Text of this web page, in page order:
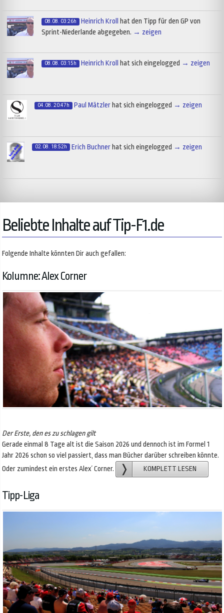
08.08. 03:26h Heinrich Kroll
hat den Tipp für den GP von
Sprint-Niederlande abgegeben. → zeigen
08.08. 03:15h Heinrich Kroll hat sich eingelogged → zeigen
04.08. 20:47h Paul Mätzler hat sich eingelogged → zeigen
02.08. 18:52h Erich Buchnerhat sich eingelogged → zeigen
Beliebte Inhalte auf Tip-F1.de
Folgende Inhalte könnten Dir auch gefallen:
Kolumne: Alex Corner
Der Erste, den es zu schlagen gilt
Gerade einmal 8 Tage alt ist die Saison 2026 und dennoch ist im Formel 1
Jahr 2026 schon so viel passiert, dass man Bücher darüber schreiben könnte.
Oder zumindest ein erstes Alex´ Corner.
KOMPLETT LESEN
Tipp-Liga